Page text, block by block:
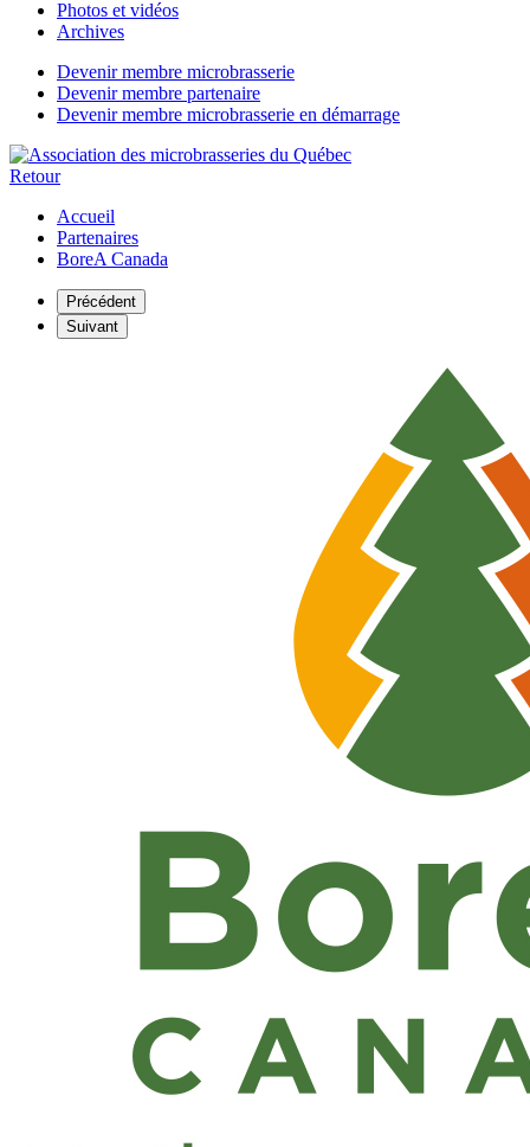
Photos et vidéos
Archives
Devenir membre microbrasserie
Devenir membre partenaire
Devenir membre microbrasserie en démarrage
Retour
Accueil
Partenaires
BoreA Canada
Précédent
Suivant